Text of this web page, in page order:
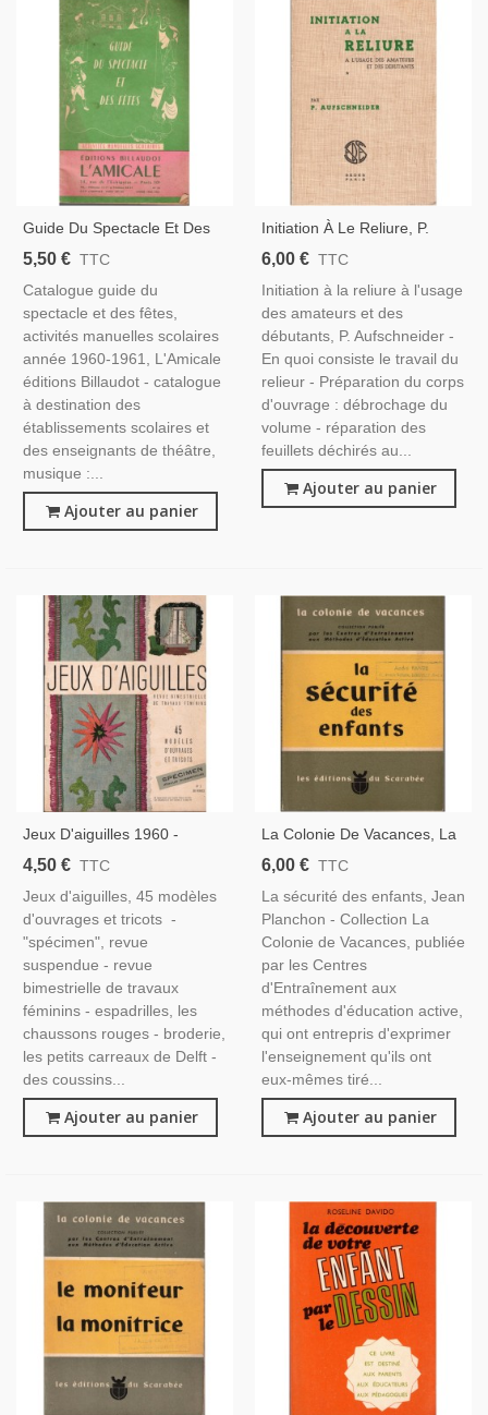
Guide Du Spectacle Et Des
Fêtes Catalogue Activités
L'Amicale Billaudot - Jouets,
Catalogue,
5,50 € TTC
Catalogue guide du
spectacle et des fêtes,
activités manuelles scolaires
année 1960-1961, L'Amicale
éditions Billaudot - catalogue
à destination des
établissements scolaires et
des enseignants de théâtre,
musique :...
Ajouter au panier
Initiation À Le Reliure, P.
Aufschneider, 1966 -
Antiquités
6,00 € TTC
Initiation à la reliure à l'usage
des amateurs et des
débutants, P. Aufschneider -
En quoi consiste le travail du
relieur - Préparation du corps
d'ouvrage : débrochage du
volume - réparation des
feuillets déchirés au...
Ajouter au panier
Jeux D'aiguilles 1960 -
Magazine Féminin, Broderie,
4,50 € TTC
Jeux d'aiguilles, 45 modèles
d'ouvrages et tricots -
"spécimen", revue
suspendue - revue
bimestrielle de travaux
féminins - espadrilles, les
chaussons rouges - broderie,
les petits carreaux de Delft -
des coussins...
Ajouter au panier
La Colonie De Vacances, La
Sécurité Des Enfants, Jean
6,00 € TTC
La sécurité des enfants, Jean
Planchon - Collection La
Colonie de Vacances, publiée
par les Centres
d'Entraînement aux
méthodes d'éducation active,
qui ont entrepris d'exprimer
l'enseignement qu'ils ont
eux-mêmes tiré...
Ajouter au panier